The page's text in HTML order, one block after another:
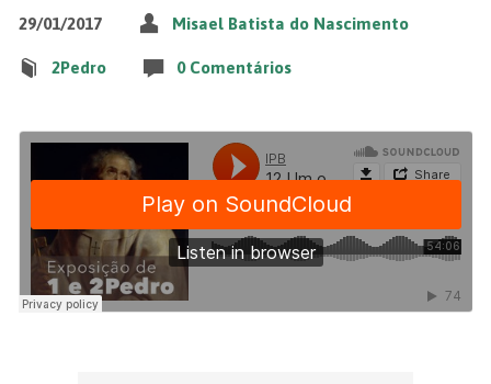
29/01/2017 Misael Batista do Nascimento
2Pedro 0 Comentários